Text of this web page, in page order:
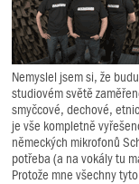
Nemyslel jsem si, že
studiovém světě
smyčcové, dechové,
je vše kompletně
německých mikrofonů
potřeba (a na vokály tu
Protože mne všechny